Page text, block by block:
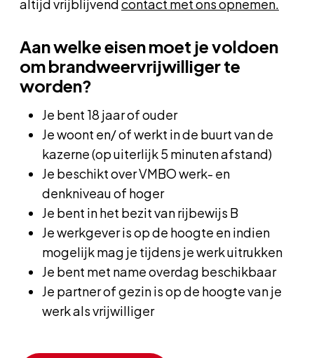
altijd vrijblijvendcontact met ons opnemen.
Aan welke eisen moet je voldoen
om brandweervrijwilliger te
worden?
Je bent 18 jaar of ouder
Je woont en/ of werkt in de buurt van de
kazerne (op uiterlijk 5 minuten afstand)
Je beschikt over VMBO werk- en
denkniveau of hoger
Je bent in het bezit van rijbewijs B
Je werkgever is op de hoogte en indien
mogelijk mag je tijdens je werk uitrukken
Je bent met name overdag beschikbaar
Je partner of gezin is op de hoogte van je
werk als vrijwilliger